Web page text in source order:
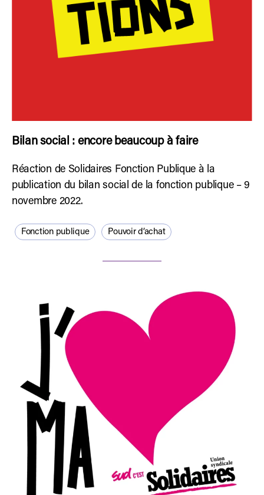
Bilan social : encore beaucoup à faire
Réaction de Solidaires Fonction Publique à la
publication du bilan social de la fonction publique – 9
novembre 2022.
Fonction publique Pouvoir d’achat